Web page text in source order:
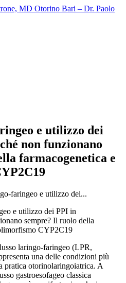
Otorino Bari – Dr. Paolo
e utilizzo dei
non funzionano
farmacogenetica e
faringeo e utilizzo dei...
laringo-faringeo (LPR,
una delle condizioni più
pratica otorinolaringoiatrica. A
gastroesofageo classica